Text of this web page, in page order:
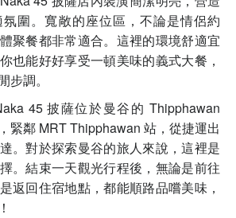
圍。寬敞的座位區，不論是情侶約
聚餐都非常適合。這裡的環境舒適宜
也能好好享受一頓美味的義式大餐，
步調。
45 披薩位於曼谷的 Thipphawan
緊鄰 MRT Thipphawan 站，從捷運出
。對於探索曼谷的旅人來說，這裡是
。結束一天觀光行程後，無論是前往
返回住宿地點，都能順路品嚐美味，